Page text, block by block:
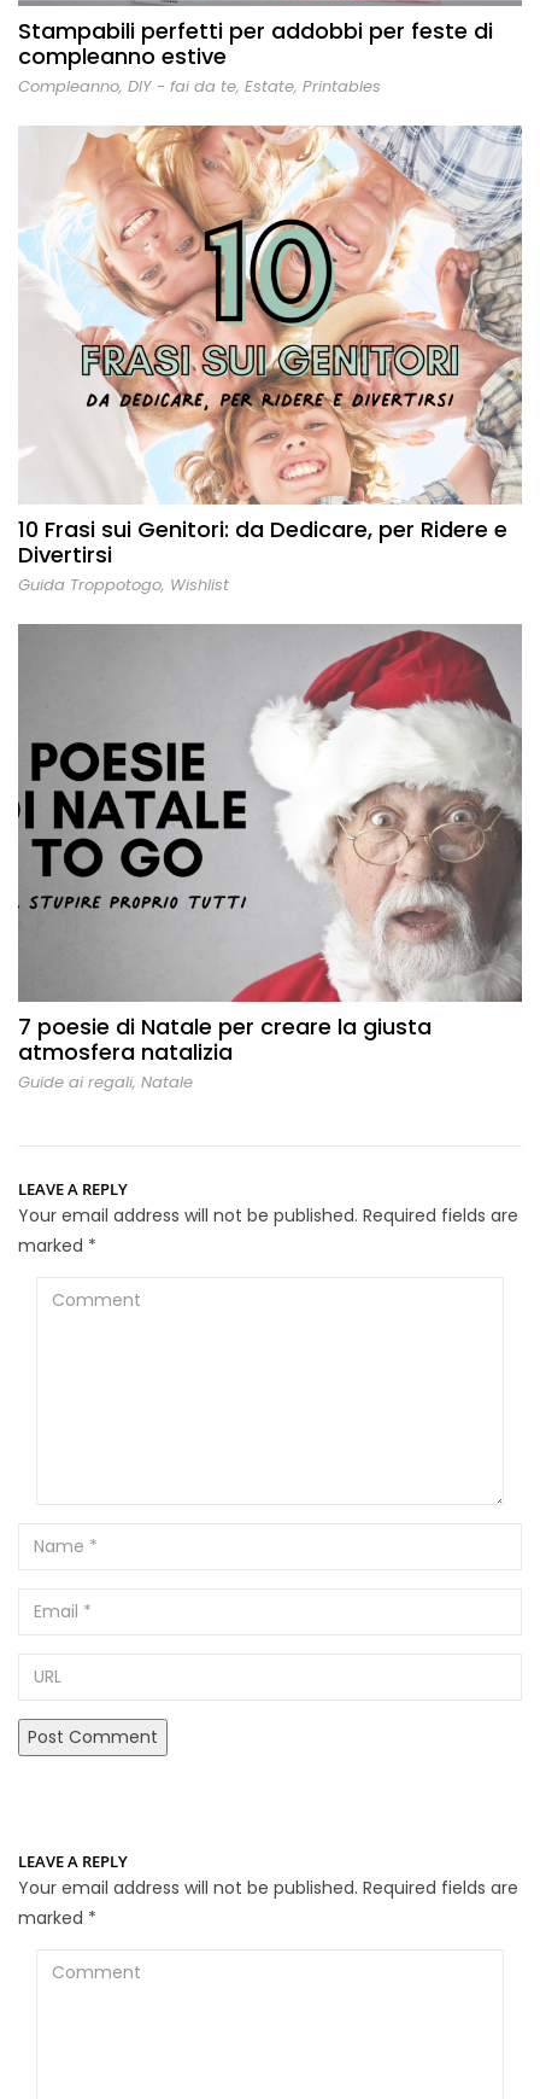
Stampabili perfetti per addobbi per feste di
compleanno estive
Compleanno, DIY - fai da te, Estate, Printables
10 Frasi sui Genitori: da Dedicare, per Ridere e
Divertirsi
Guida Troppotogo, Wishlist
7 poesie di Natale per creare la giusta
atmosfera natalizia
Guide ai regali, Natale
LEAVE A REPLY
Your email address will not be published. Required fields are
marked *
Comment
Name
Email
LEAVE A REPLY
Your email address will not be published. Required fields are
marked *
Comment